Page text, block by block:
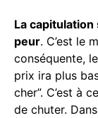
La capitulation
peur. C’est le
conséquente,
prix ira plus
cher”. C’est à
de chuter.